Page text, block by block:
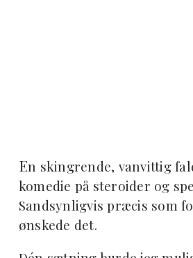
En skingrende, vanvittig
komedie på steroider og
Sandsynligvis præcis som
ønskede det.